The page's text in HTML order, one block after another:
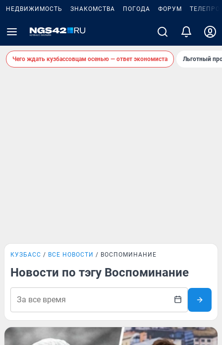
НЕДВИЖИМОСТЬ ЗНАКОМСТВА ПОГОДА ФОРУМ
Чего ждать кузбассовцам осенью — ответ экономиста Льготный
КУЗБАСС ВСЕ НОВОСТИ ВОСПОМИНАНИЕ
Новости по тэгу Воспоминание